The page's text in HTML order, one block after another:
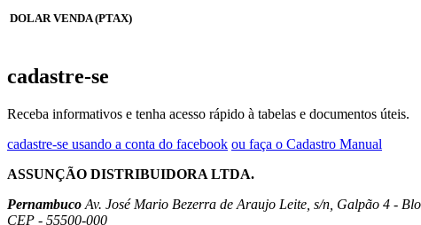
DOLAR VENDA (PTAX)
cadastre-se
Receba informativos e tenha acesso rápido à tabelas e documentos úteis.
cadastre-se usando a conta do facebook ou faça o Cadastro Manual
ASSUNÇÃO DISTRIBUIDORA LTDA.
Pernambuco Av. José Mario Bezerra de Araujo Leite, s/n, Galpão 4 -
CEP - 55500-000